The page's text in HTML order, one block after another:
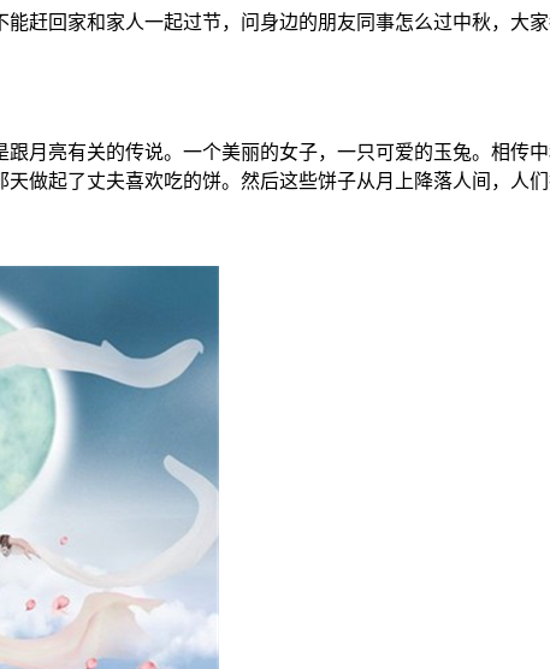
回家和家人一起过节，问身边的朋友同事怎么过中秋，大
亮有关的传说。一个美丽的女子，一只可爱的玉兔。相传中
做起了丈夫喜欢吃的饼。然后这些饼子从月上降落人间，人